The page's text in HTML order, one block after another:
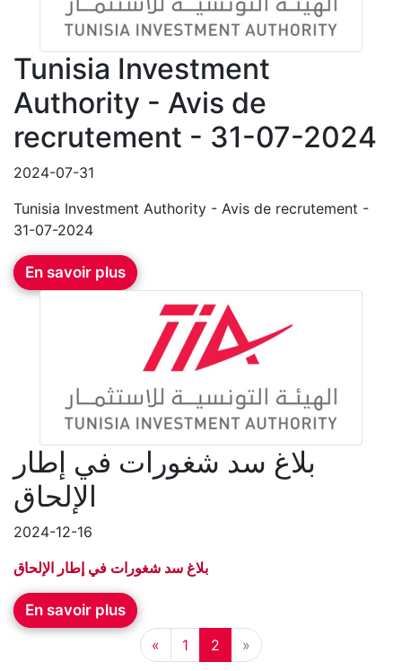
Tunisia Investment
Authority - Avis de
recrutement - 31-07-2024
2024-07-31
Tunisia Investment Authority - Avis de recrutement -
31-07-2024
En savoir plus
بلاغ سد شغورات في إطار
الإلحاق
2024-12-16
بلاغ سد شغورات في إطار الإلحاق
En savoir plus
«
1 2 »